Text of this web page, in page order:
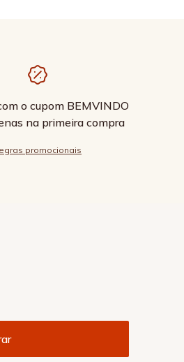
o cupom BEMVINDO
na primeira compra
promocionais